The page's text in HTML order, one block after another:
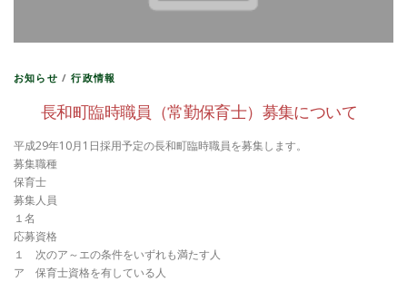
お知らせ /行政情報
長和町臨時職員（常勤保育士）募集について
平成29年10月1日採用予定の長和町臨時職員を募集します。
募集職種
保育士
募集人員
１名
応募資格
１ 次のア～エの条件をいずれも満たす人
ア 保育士資格を有している人